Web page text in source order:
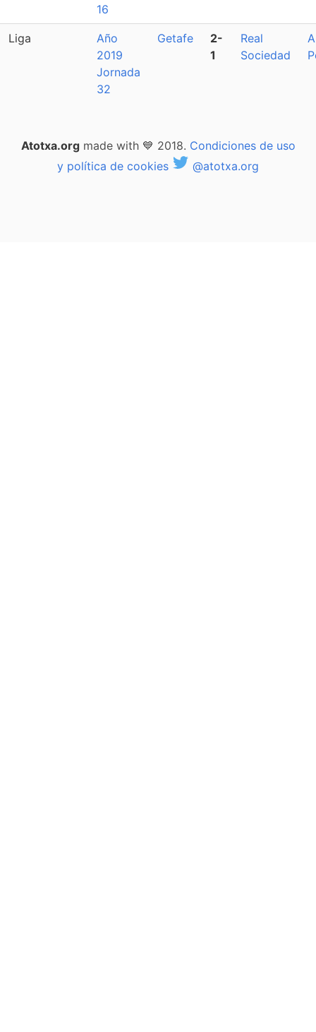
16
Liga
Año
2019
Jornada
32
Getafe
2-
1
Real
Sociedad
Atotxa.orgmade with 💙 2018. Condiciones de uso
y política de cookies
@atotxa.org